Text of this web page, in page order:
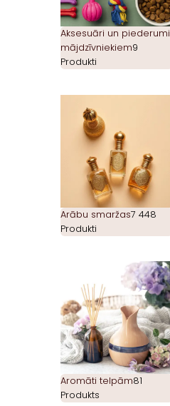
Aksesuāri un piederumi
mājdzīvniekiem9
Produkti
Arābu smaržas7 448
Produkti
Aromāti telpām81
Produkts